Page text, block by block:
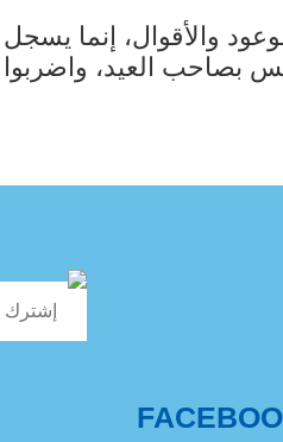
والأقوال، إنما
بصاحب العيد،